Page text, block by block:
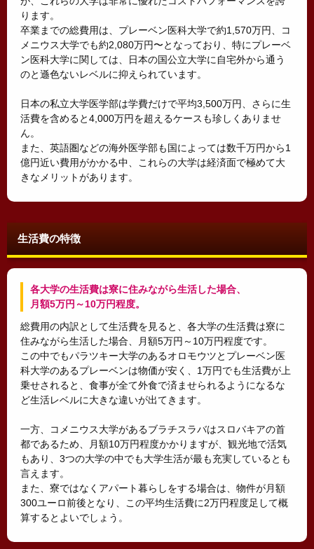
ります。
卒業までの総費用は、プレーベン医科大学で約1,570万円、コ
メニウス大学でも約2,080万円〜となっており、特にプレーベ
ン医科大学に関しては、日本の国公立大学に自宅外から通う
のと遜色ないレベルに抑えられています。
日本の私立大学医学部は学費だけで平均3,500万円、さらに生
活費を含めると4,000万円を超えるケースも珍しくありませ
ん。
また、英語圏などの海外医学部も国によっては数千万円から1
億円近い費用がかかる中、これらの大学は経済面で極めて大
きなメリットがあります。
生活費の特徴
各大学の生活費は寮に住みながら生活した場合、
月額5万円～10万円程度。
総費用の内訳として生活費を見ると、各大学の生活費は寮に
住みながら生活した場合、月額5万円～10万円程度です。
この中でもパラツキー大学のあるオロモウツとプレーベン医
科大学のあるプレーベンは物価が安く、1万円でも生活費が上
乗せされると、食事が全て外食で済ませられるようになるな
ど生活レベルに大きな違いが出てきます。
一方、コメニウス大学があるブラチスラバはスロバキアの首
都であるため、月額10万円程度かかりますが、観光地で活気
もあり、3つの大学の中でも大学生活が最も充実しているとも
言えます。
また、寮ではなくアパート暮らしをする場合は、物件が月額
300ユーロ前後となり、この平均生活費に2万円程度足して概
算するとよいでしょう。